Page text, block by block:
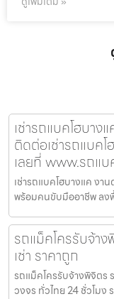
เช่ารถแบคโฮบาง
ติดต่อเช่ารถแบค
เลยที่ www.รถแ
เช่ารถแบคโฮบางแค งา
พร้อมคนขับมืออาชีพ ลง
รถแม็คโครรับจ้าง
เช่า ราคาถูก
รถแม็คโครรับจ้างพิจิตร
วงจร ทั่วไทย 24 ชั่วโมง